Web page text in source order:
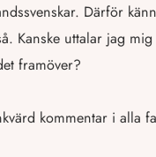
Därför
Kanske uttalar jag
framöver?
kommentar i alla